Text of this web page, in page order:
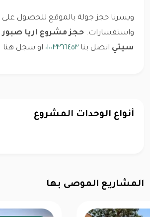
ويسرنا حجز جولة بالموقع للحصول
واستفسارات. حجز مشروع اريا
سيتي اتصل بنا ٠١٠٠٣٣٦٦٤٥٣ او سجل هنا
أنواع الوحدات المشروع
المشاريع الموصى بها